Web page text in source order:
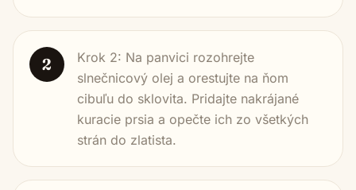
2
Krok 2: Na panvici rozohrejte
slnečnicový olej a orestujte na ňom
cibuľu do sklovita. Pridajte nakrájané
kuracie prsia a opečte ich zo všetkých
strán do zlatista.